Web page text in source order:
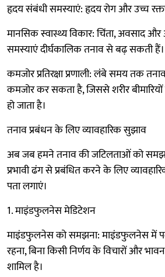
हृदय संबंधी समस्याएं: हृदय रोग और उच्च
मानसिक स्वास्थ्य विकार: चिंता, अवसाद
समस्याएं दीर्घकालिक तनाव से बढ़ सकती हैं।
कमजोर प्रतिरक्षा प्रणाली: लंबे समय तक तनाव
कमजोर कर सकता है, जिससे शरीर
हो जाता है।
तनाव प्रबंधन के लिए व्यावहारिक सुझाव
अब जब हमने तनाव की जटिलताओं को
प्रभावी ढंग से प्रबंधित करने के लिए
पता लगाएं।
1. माइंडफुलनेस मेडिटेशन
माइंडफुलनेस को समझना: माइंडफुलनेस में
रहना, बिना किसी निर्णय के विचारों और
शामिल है।